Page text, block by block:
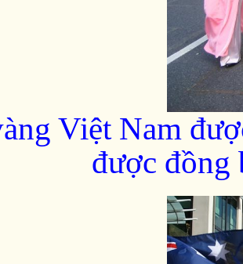
Việt Nam
được đồng